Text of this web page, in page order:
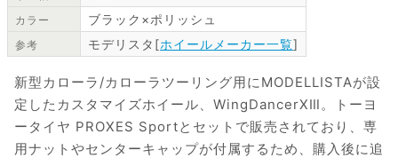
カラー ブラック×ポリッシュ
参考 モデリスタ[ホイールメーカー一覧]
新型カローラ/カローラツーリング用にMODELLISTAが設
定したカスタマイズホイール、WingDancerXⅢ。トーヨ
ータイヤ PROXES Sportとセットで販売されており、専
用ナットやセンターキャップが付属するため、購入後に追